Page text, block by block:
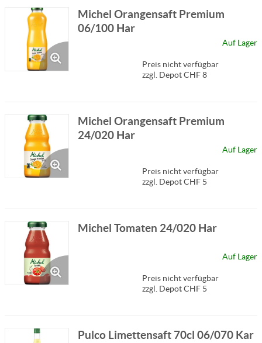
Michel Orangensaft Premium
06/100 Har
Auf Lager
Preis nicht verfügbar
zzgl. Depot CHF 8
Michel Orangensaft Premium
24/020 Har
Auf Lager
Preis nicht verfügbar
zzgl. Depot CHF 5
Michel Tomaten 24/020 Har
Auf Lager
Preis nicht verfügbar
zzgl. Depot CHF 5
Pulco Limettensaft 70cl 06/070 Kar